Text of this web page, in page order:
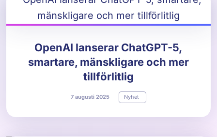
OpenAI lanserar ChatGPT-5,
smartare, mänskligare och mer
tillförlitlig
7 augusti 2025 Nyhet